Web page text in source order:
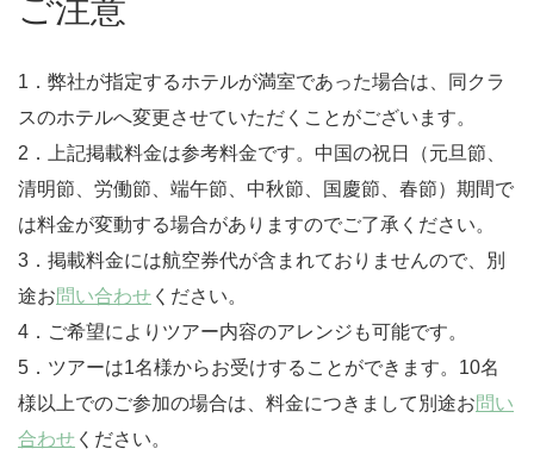
ご注意
1．弊社が指定するホテルが満室であった場合は、同クラ
スのホテルへ変更させていただくことがございます。
2．上記掲載料金は参考料金です。中国の祝日（元旦節、
清明節、労働節、端午節、中秋節、国慶節、春節）期間で
は料金が変動する場合がありますのでご了承ください。
3．掲載料金には航空券代が含まれておりませんので、別
途お問い合わせ ください。
4．ご希望によりツアー内容のアレンジも可能です。
5．ツアーは1名様からお受けすることができます。10名
様以上でのご参加の場合は、料金につきまして別途お問い
合わせ ください。